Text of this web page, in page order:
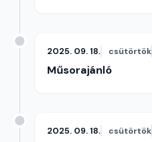
2025. 09. 18. csütörtök
Műsorajánló
2025. 09. 18. csütörtök